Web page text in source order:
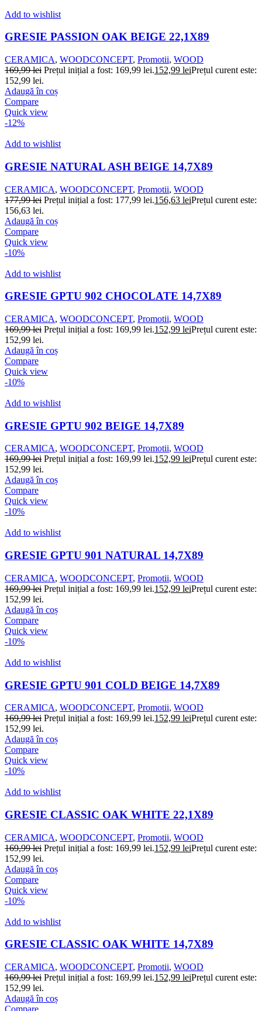
Add to wishlist
GRESIE PASSION OAK BEIGE 22,1X89
CERAMICA, WOODCONCEPT, Promotii, WOOD
169,99lei Prețul inițial a fost: 169,99 lei.152,99 leiPrețul curent este:
152,99 lei.
Adaugă în coș
Compare
Quick view
-12%
Add to wishlist
GRESIE NATURAL ASH BEIGE 14,7X89
CERAMICA, WOODCONCEPT, Promotii, WOOD
177,99lei Prețul inițial a fost: 177,99 lei.156,63 leiPrețul curent este:
156,63 lei.
Adaugă în coș
Compare
Quick view
-10%
Add to wishlist
GRESIE GPTU 902 CHOCOLATE 14,7X89
CERAMICA, WOODCONCEPT, Promotii, WOOD
169,99lei Prețul inițial a fost: 169,99 lei.152,99 leiPrețul curent este:
152,99 lei.
Adaugă în coș
Compare
Quick view
-10%
Add to wishlist
GRESIE GPTU 902 BEIGE 14,7X89
CERAMICA, WOODCONCEPT, Promotii, WOOD
169,99lei Prețul inițial a fost: 169,99 lei.152,99 leiPrețul curent este:
152,99 lei.
Adaugă în coș
Compare
Quick view
-10%
Add to wishlist
GRESIE GPTU 901 NATURAL 14,7X89
CERAMICA, WOODCONCEPT, Promotii, WOOD
169,99lei Prețul inițial a fost: 169,99 lei.152,99 leiPrețul curent este:
152,99 lei.
Adaugă în coș
Compare
Quick view
-10%
Add to wishlist
GRESIE GPTU 901 COLD BEIGE 14,7X89
CERAMICA, WOODCONCEPT, Promotii, WOOD
169,99lei Prețul inițial a fost: 169,99 lei.152,99 leiPrețul curent este:
152,99 lei.
Adaugă în coș
Compare
Quick view
-10%
Add to wishlist
GRESIE CLASSIC OAK WHITE 22,1X89
CERAMICA, WOODCONCEPT, Promotii, WOOD
169,99lei Prețul inițial a fost: 169,99 lei.152,99 leiPrețul curent este:
152,99 lei.
Adaugă în coș
Compare
Quick view
-10%
Add to wishlist
GRESIE CLASSIC OAK WHITE 14,7X89
CERAMICA, WOODCONCEPT, Promotii, WOOD
169,99lei Prețul inițial a fost: 169,99 lei.152,99 leiPrețul curent este:
152,99 lei.
Adaugă în coș